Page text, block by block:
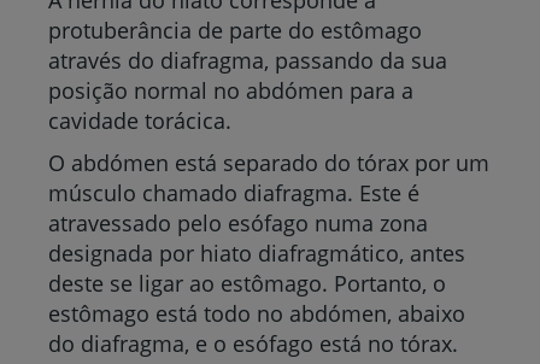
protuberância de parte do estômago
através do diafragma, passando da sua
posição normal no abdómen para a
cavidade torácica.
O abdómen está separado do tórax por um
músculo chamado diafragma. Este é
atravessado pelo esófago numa zona
designada por hiato diafragmático, antes
deste se ligar ao estômago. Portanto, o
estômago está todo no abdómen, abaixo
do diafragma, e o esófago está no tórax.